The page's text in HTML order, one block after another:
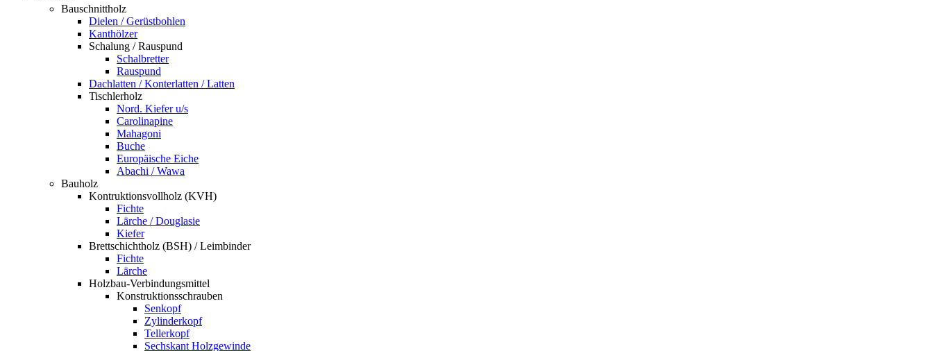
Bauschnittholz
Dielen / Gerüstbohlen
Kanthölzer
Schalung / Rauspund
Schalbretter
Rauspund
Dachlatten / Konterlatten / Latten
Tischlerholz
Nord. Kiefer u/s
Carolinapine
Mahagoni
Buche
Europäische Eiche
Abachi / Wawa
Bauholz
Kontruktionsvollholz (KVH)
Fichte
Lärche / Douglasie
Kiefer
Brettschichtholz (BSH) / Leimbinder
Fichte
Lärche
Holzbau-Verbindungsmittel
Konstruktionsschrauben
Senkopf
Zylinderkopf
Tellerkopf
Sechskant Holzgewinde